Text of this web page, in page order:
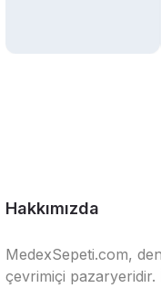
Hakkımızda
MedexSepeti.com,
çevrimiçi